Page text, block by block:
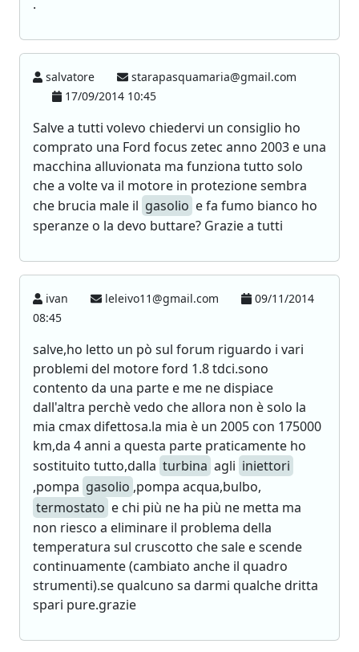
.
salvatore
starapasquamaria@gmail.com
17/09/2014 10:45
Salve a tutti volevo chiedervi un consiglio ho
comprato una Ford focus zetec anno 2003 e una
macchina alluvionata ma funziona tutto solo
che a volte va il motore in protezione sembra
che brucia male il gasolio e fa fumo bianco ho
speranze o la devo buttare? Grazie a tutti
ivan leleivo11@gmail.com
09/11/2014
08:45
salve,ho letto un pò sul forum riguardo i vari
problemi del motore ford 1.8 tdci.sono
contento da una parte e me ne dispiace
dall'altra perchè vedo che allora non è solo la
mia cmax difettosa.la mia è un 2005 con 175000
km,da 4 anni a questa parte praticamente ho
sostituito tutto,dalla turbina agli iniettori
,pompa gasolio ,pompa acqua,bulbo,
termostato e chi più ne ha più ne metta ma
non riesco a eliminare il problema della
temperatura sul cruscotto che sale e scende
continuamente (cambiato anche il quadro
strumenti).se qualcuno sa darmi qualche dritta
spari pure.grazie